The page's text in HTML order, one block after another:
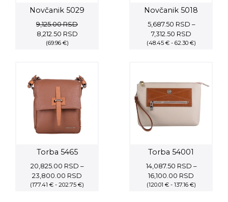
Novčanik 5029
9,125.00RSD
Original
price
8,212.50 RSDCurrent
(69.96 €)
Novčanik 5018
5,687.50 RSD –
7,312.50 RSDPrice
range:
(48.45 € - 62.30 €)
Torba 5465
20,825.00 RSD –
23,800.00 RSD
range:
(177.41 € - 202.75 €)
Torba 54001
14,087.50 RSD –
16,100.00 RSD
range:
(120.01 € - 137.16 €)